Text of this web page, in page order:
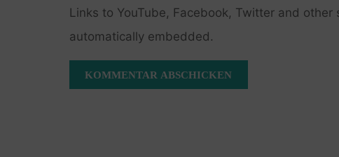
Links to YouTube, Facebook, Twitter and
automatically embedded.